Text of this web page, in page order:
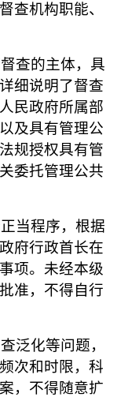
查机构职能、
查的主体，具
细说明了督查
民政府所属部
及具有管理公
规授权具有管
委托管理公共
当程序，根据
府行政首长在
项。未经本级
准，不得自行
化等问题，
次和时限，科
，不得随意扩